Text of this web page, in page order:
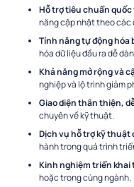
Hỗ trợ tiêu chuẩn quốc
năng cập nhật theo các
Tính năng tự động hóa
hóa dữ liệu đầu ra dễ
Khả năng mở rộng và
nghiệp và lộ trình giảm
Giao diện thân thiện,
chuyên về kỹ thuật.
Dịch vụ hỗ trợ kỹ
hành trong quá trình
Kinh nghiệm triển khai
hoặc trong cùng ngành.